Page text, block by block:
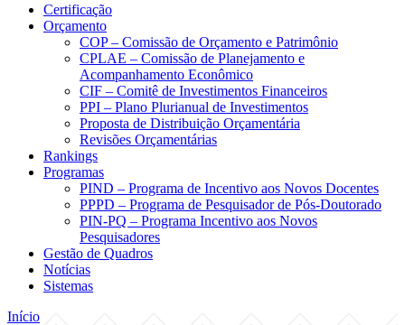
Certificação
Orçamento
COP – Comissão de Orçamento e Patrimônio
CPLAE – Comissão de Planejamento e
Acompanhamento Econômico
CIF – Comitê de Investimentos Financeiros
PPI – Plano Plurianual de Investimentos
Proposta de Distribuição Orçamentária
Revisões Orçamentárias
Rankings
Programas
PIND – Programa de Incentivo aos Novos Docentes
PPPD – Programa de Pesquisador de Pós-Doutorado
PIN-PQ – Programa Incentivo aos Novos
Pesquisadores
Gestão de Quadros
Notícias
Sistemas
Início